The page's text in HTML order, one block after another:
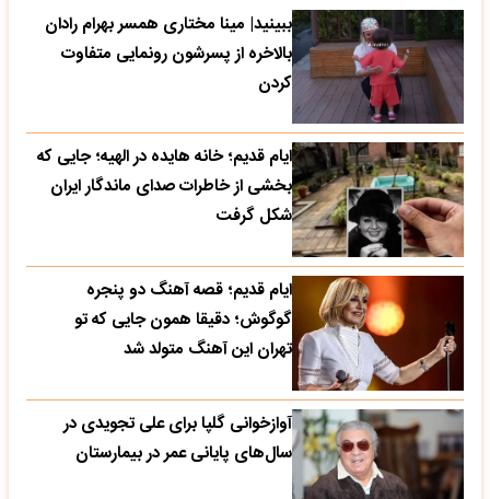
ببینید| مینا مختاری همسر بهرام رادان
بالاخره از پسرشون رونمایی متفاوت
کردن
ایام قدیم؛ خانه هایده در الهیه؛ جایی که
بخشی از خاطرات صدای ماندگار ایران
شکل گرفت
ایام قدیم؛ قصه آهنگ دو پنجره
گوگوش؛ دقیقا همون جایی که تو
تهران این آهنگ متولد شد
آوازخوانی گلپا برای علی تجویدی در
سال‌های پایانی عمر در بیمارستان